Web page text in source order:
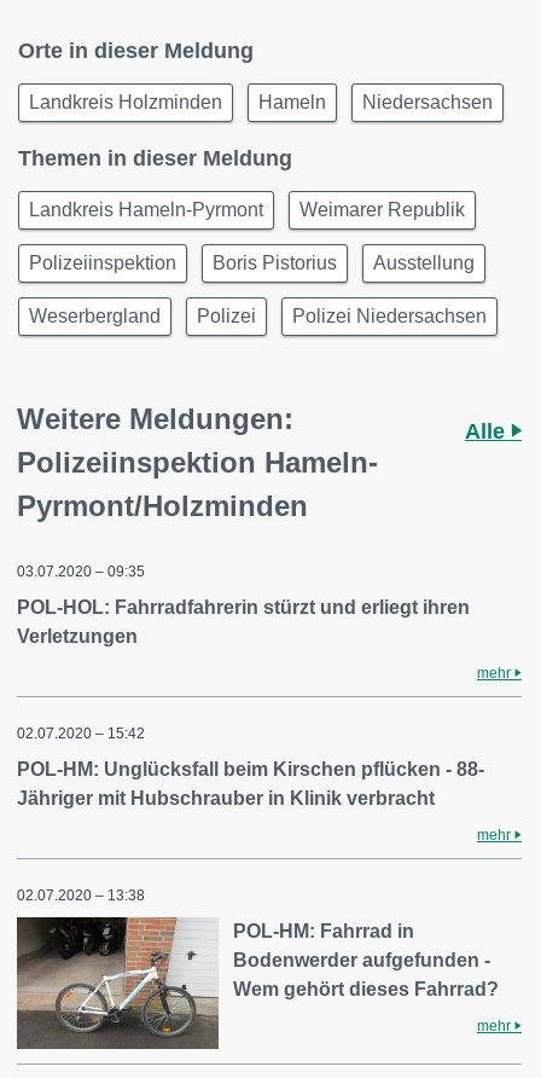
Orte in dieser Meldung
Landkreis Holzminden Hameln Niedersachsen
Themen in dieser Meldung
Landkreis Hameln-Pyrmont Weimarer Republik
Polizeiinspektion Boris Pistorius Ausstellung
Weserbergland Polizei Polizei Niedersachsen
Weitere Meldungen:
Polizeiinspektion Hameln-
Pyrmont/Holzminden
Alle
03.07.2020 – 09:35
POL-HOL: Fahrradfahrerin stürzt und erliegt ihren
Verletzungen
mehr
02.07.2020 – 15:42
POL-HM: Unglücksfall beim Kirschen pflücken - 88-
Jähriger mit Hubschrauber in Klinik verbracht
mehr
02.07.2020 – 13:38
POL-HM: Fahrrad in
Bodenwerder aufgefunden -
Wem gehört dieses Fahrrad?
mehr